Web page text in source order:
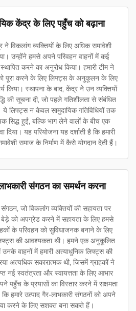
केंद्र के लिए पहुँच को बढ़ाना
ने विकलांग व्यक्तियों के लिए अधिक समावेशी
उन्होंने हमसे अपने परिवहन वाहनों में कई
करने का अनुरोध किया। हमारी टीम ने
पूरा करने के लिए लिफ्ट्स के अनुकूलन के लिए
किया। स्थापना के बाद, केंद्र ने उन व्यक्तियों
की सूचना दी, जो पहले गतिशीलता से संबंधित
ये लिफ्ट्स न केवल सामुदायिक गतिविधियों तक
सिद्ध हुईं, बल्कि भाग लेने वालों के बीच एक
दिया। यह परियोजना यह दर्शाती है कि हमारी
समाज के निर्माण में कैसे योगदान देती हैं।
संगठन का समर्थन करना
जो विकलांग व्यक्तियों की सहायता पर
को अपग्रेड करने में सहायता के लिए हमसे
के परिवहन को सुविधाजनक बनाने के लिए
की आवश्यकता थी। हमने एक अनुकूलित
उनके वाहनों में हमारी अत्याधुनिक लिफ्ट्स की
अत्यधिक सकारात्मक थी, जिसमें ग्राहकों ने
नई स्वतंत्रता और स्वायत्तता के लिए आभार
पहुँच के प्रयासों का विस्तार करने में सक्षमता
कि हमारे उत्पाद गैर-लाभकारी संगठनों को अपने
करने के लिए सशक्त बना सकते हैं।